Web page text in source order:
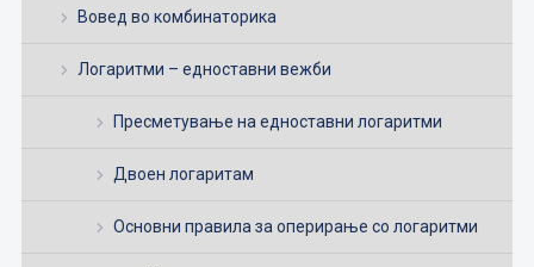
Вовед во комбинаторика
Логаритми – едноставни вежби
Пресметување на едноставни логаритми
Двоен логаритам
Основни правила за оперирање со логаритми